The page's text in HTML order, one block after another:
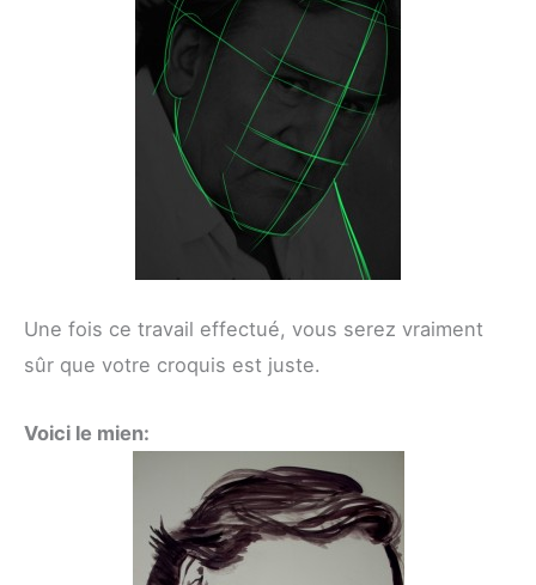
Une fois ce travail effectué, vous serez vraiment
sûr que votre croquis est juste.
Voici le mien: